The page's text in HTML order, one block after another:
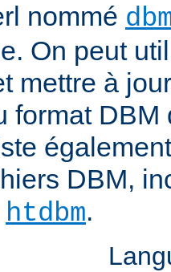
nommé
On peut
mettre à
format DBM
DBM,
htdbm.